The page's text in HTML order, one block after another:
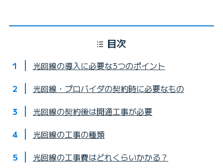
目次
光回線の導入に必要な3つのポイント
光回線・プロバイダの契約時に必要なもの
光回線の契約後は開通工事が必要
光回線の工事の種類
光回線の工事費はどれくらいかかる？